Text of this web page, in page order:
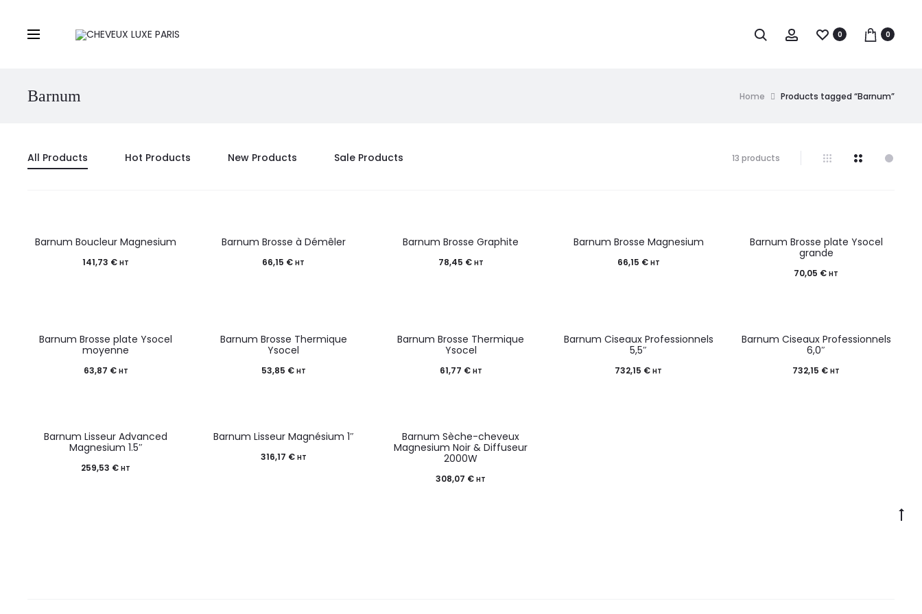
0 0
Barnum Home Products tagged “Barnum”
All Products Hot Products New Products Sale Products 13 products
Barnum Boucleur Magnesium
141,73 € HT
Barnum Brosse à Démêler
66,15 € HT
Barnum Brosse Graphite
78,45 € HT
Barnum Brosse Magnesium
66,15 € HT
Barnum Brosse plate Ysocel
grande
70,05 € HT
Barnum Brosse plate Ysocel
moyenne
63,87 € HT
Barnum Brosse Thermique
Ysocel
53,85 € HT
Barnum Brosse Thermique
Ysocel
61,77 € HT
Barnum Ciseaux Professionnels
5,5″
732,15 € HT
Barnum Ciseaux Professionnels
6,0″
732,15 € HT
Barnum Lisseur Advanced
Magnesium 1.5″
259,53 € HT
Barnum Lisseur Magnésium 1″
316,17 € HT
Barnum Sèche-cheveux
Magnesium Noir & Diffuseur
2000W
308,07 € HT